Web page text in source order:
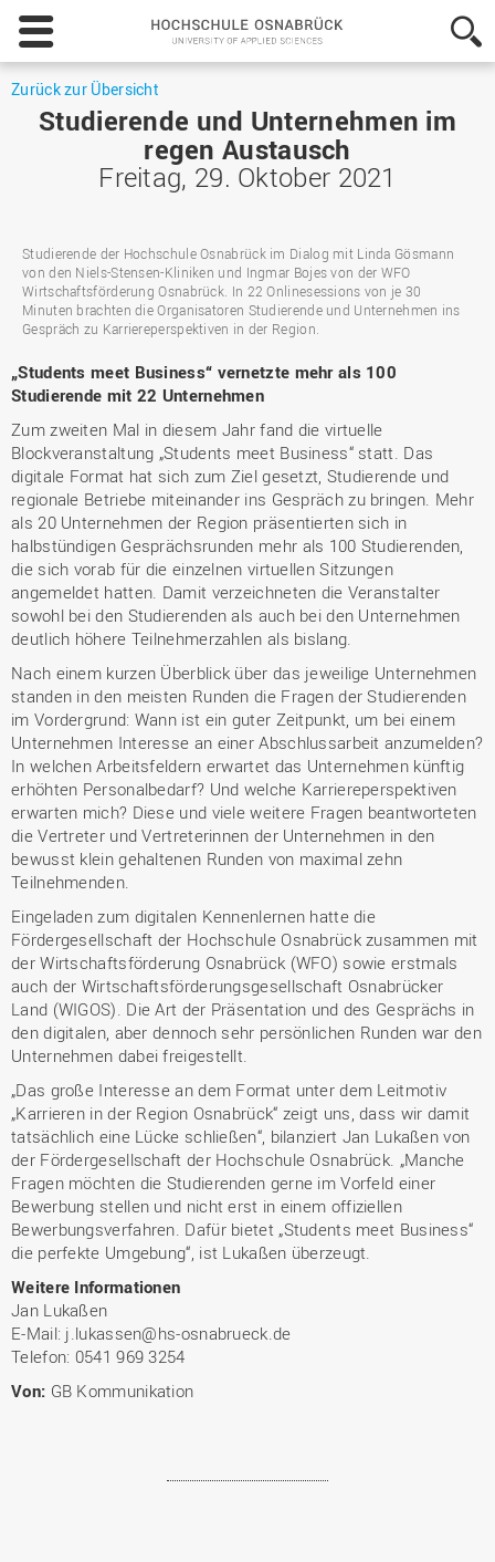
Hochschule
Osnabrück
-
Applied
Zurück zur Übersicht
Studierende und Unternehmen im
regen Austausch
Freitag, 29. Oktober 2021
Studierende der Hochschule Osnabrück im Dialog mit Linda Gösmann
von den Niels-Stensen-Kliniken und Ingmar Bojes von der WFO
Wirtschaftsförderung Osnabrück. In 22 Onlinesessions von je 30
Minuten brachten die Organisatoren Studierende und Unternehmen ins
Gespräch zu Karriereperspektiven in der Region.
„Students meet Business“ vernetzte mehr als 100
Studierende mit 22 Unternehmen
Zum zweiten Mal in diesem Jahr fand die virtuelle
Blockveranstaltung „Students meet Business“ statt. Das
digitale Format hat sich zum Ziel gesetzt, Studierende und
regionale Betriebe miteinander ins Gespräch zu bringen. Mehr
als 20 Unternehmen der Region präsentierten sich in
halbstündigen Gesprächsrunden mehr als 100 Studierenden,
die sich vorab für die einzelnen virtuellen Sitzungen
angemeldet hatten. Damit verzeichneten die Veranstalter
sowohl bei den Studierenden als auch bei den Unternehmen
deutlich höhere Teilnehmerzahlen als bislang.
Nach einem kurzen Überblick über das jeweilige Unternehmen
standen in den meisten Runden die Fragen der Studierenden
im Vordergrund: Wann ist ein guter Zeitpunkt, um bei einem
Unternehmen Interesse an einer Abschlussarbeit anzumelden?
In welchen Arbeitsfeldern erwartet das Unternehmen künftig
erhöhten Personalbedarf? Und welche Karriereperspektiven
erwarten mich? Diese und viele weitere Fragen beantworteten
die Vertreter und Vertreterinnen der Unternehmen in den
bewusst klein gehaltenen Runden von maximal zehn
Teilnehmenden.
Eingeladen zum digitalen Kennenlernen hatte die
Fördergesellschaft der Hochschule Osnabrück zusammen mit
der Wirtschaftsförderung Osnabrück (WFO) sowie erstmals
auch der Wirtschaftsförderungsgesellschaft Osnabrücker
Land (WIGOS). Die Art der Präsentation und des Gesprächs in
den digitalen, aber dennoch sehr persönlichen Runden war den
Unternehmen dabei freigestellt.
„Das große Interesse an dem Format unter dem Leitmotiv
„Karrieren in der Region Osnabrück“ zeigt uns, dass wir damit
tatsächlich eine Lücke schließen“, bilanziert Jan Lukaßen von
der Fördergesellschaft der Hochschule Osnabrück. „Manche
Fragen möchten die Studierenden gerne im Vorfeld einer
Bewerbung stellen und nicht erst in einem offiziellen
Bewerbungsverfahren. Dafür bietet „Students meet Business“
die perfekte Umgebung“, ist Lukaßen überzeugt.
Weitere Informationen
Jan Lukaßen
E-Mail: j.lukassen@hs-osnabrueck.de
Telefon: 0541 969 3254
Von: GB Kommunikation